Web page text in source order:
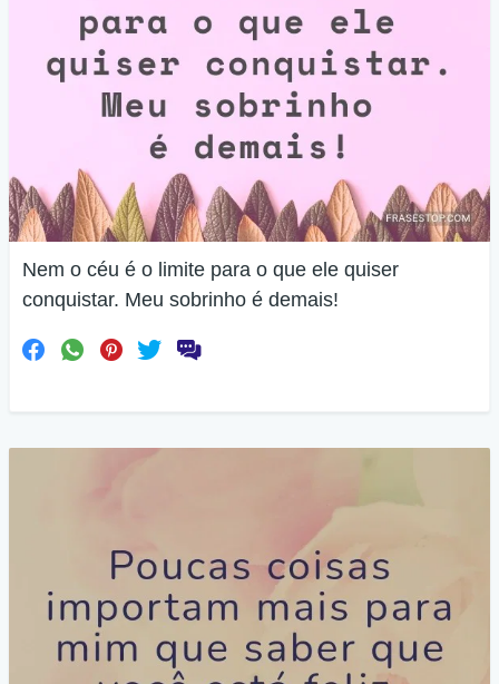
Nem o céu é o limite para o que ele quiser
conquistar. Meu sobrinho é demais!